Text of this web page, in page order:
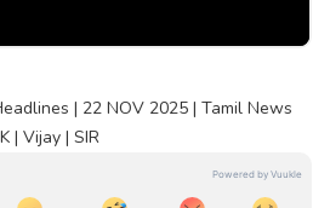
| 22 NOV 2025 | Tamil News
| Vijay | SIR